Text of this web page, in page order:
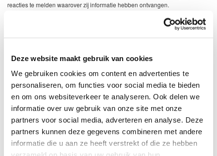
Deze website maakt gebruik van cookies
We gebruiken cookies om content en advertenties te
personaliseren, om functies voor social media te bieden
en om ons websiteverkeer te analyseren. Ook delen we
informatie over uw gebruik van onze site met onze
partners voor social media, adverteren en analyse. Deze
partners kunnen deze gegevens combineren met andere
informatie die u aan ze heeft verstrekt of die ze hebben
reacties te melden waarover zij informatie hebben ontvangen.
Let er ook op dat wij altijd verplicht zijn de contactgegevens (naam en overige
contactgegevens) van de melder van de bijwerking/ongewenste reactie vast
te leggen.
6.3. VORMEN VAN DE TE ONTVANGEN
INFORMATIE
Richter kan informatie over bijwerkingen/ongewenste reacties die direct is
gericht aan Richter ontvangen in de volgende vormen, via de volgende
kanalen:
Elektronisch – schriftelijk/brief – schriftelijk/persoonlijk – mondeling